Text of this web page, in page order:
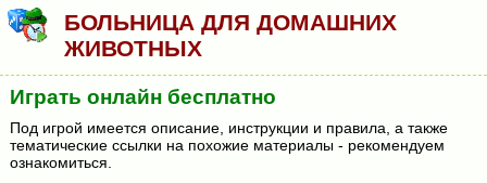
БОЛЬНИЦА ДЛЯ ДОМАШНИХ
ЖИВОТНЫХ
Играть онлайн бесплатно
Под игрой имеется описание, инструкции и правила, а также
тематические ссылки на похожие материалы - рекомендуем
ознакомиться.